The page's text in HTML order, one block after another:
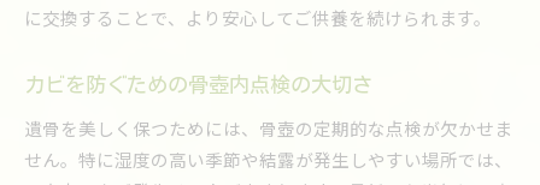
に交換することで、より安心してご供養を続けられます。
カビを防ぐための骨壺内点検の大切さ
遺骨を美しく保つためには、骨壺の定期的な点検が欠かせま
せん。特に湿度の高い季節や結露が発生しやすい場所では、